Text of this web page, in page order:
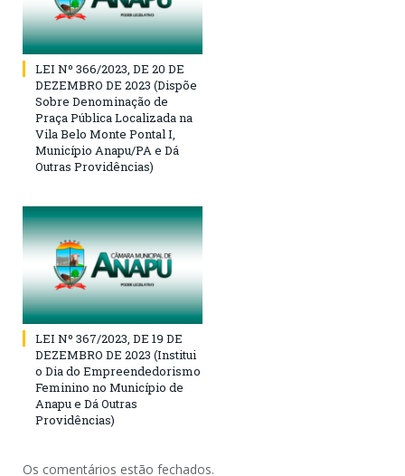
LEI Nº 366/2023, DE 20 DE
DEZEMBRO DE 2023 (Dispõe
Sobre Denominação de
Praça Pública Localizada na
Vila Belo Monte Pontal I,
Município Anapu/PA e Dá
Outras Providências)
LEI Nº 367/2023, DE 19 DE
DEZEMBRO DE 2023 (Institui
o Dia do Empreendedorismo
Feminino no Município de
Anapu e Dá Outras
Providências)
Os comentários estão fechados.